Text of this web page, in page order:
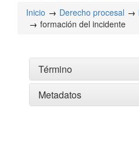
Inicio Derecho procesal
formación del incidente
Término
Metadatos